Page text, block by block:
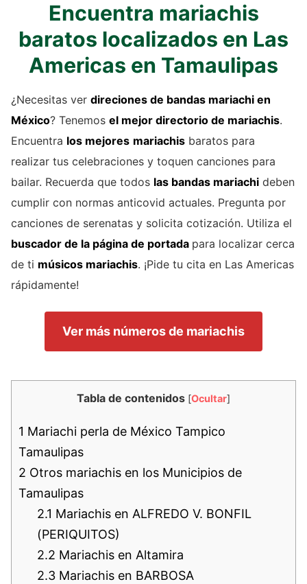
Encuentra mariachis
baratos localizados en Las
Americas en Tamaulipas
¿Necesitas ver direciones de bandas mariachi en
México? Tenemos el mejor directorio de mariachis.
Encuentra los mejores mariachis baratos para
realizar tus celebraciones y toquen canciones para
bailar. Recuerda que todos las bandas mariachi deben
cumplir con normas anticovid actuales. Pregunta por
canciones de serenatas y solicita cotización. Utiliza el
buscador de la página de portada para localizar cerca
de ti músicos mariachis. ¡Pide tu cita en Las Americas
rápidamente!
Ver más números de mariachis
Tabla de contenidos [Ocultar]
1 Mariachi perla de México Tampico
Tamaulipas
2 Otros mariachis en los Municipios de
Tamaulipas
2.1 Mariachis en ALFREDO V. BONFIL
(PERIQUITOS)
2.2 Mariachis en Altamira
2.3 Mariachis en BARBOSA